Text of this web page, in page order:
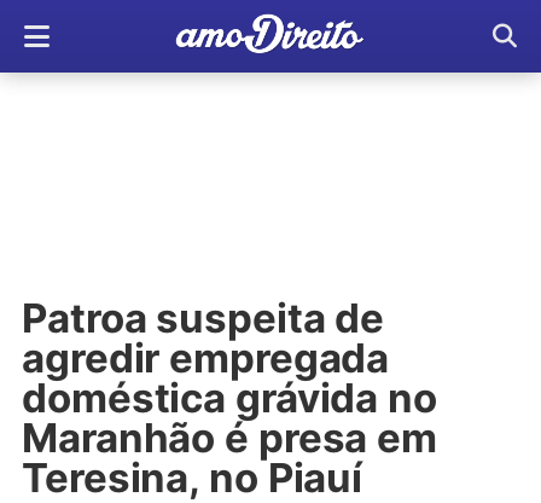
Patroa suspeita de
agredir empregada
doméstica grávida no
Maranhão é presa em
Teresina, no Piauí